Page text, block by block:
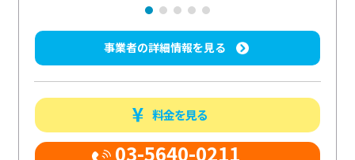
事業者の詳細情報を見る
料金を見る
03-5640-0211